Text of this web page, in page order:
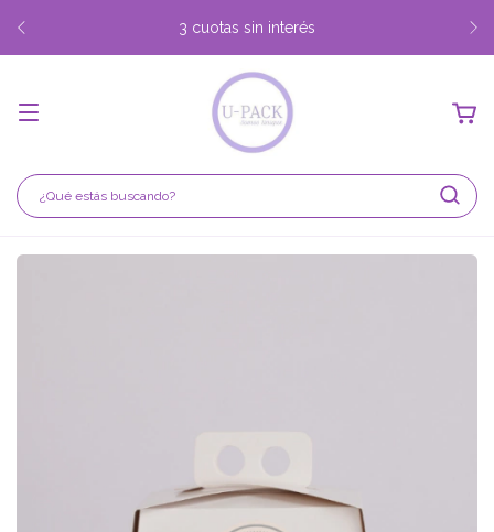
3 cuotas sin interés